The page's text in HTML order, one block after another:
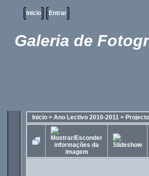
Inicio Entrar
Galeria de
Inicio > Ano Lectivo 2010-2011 >